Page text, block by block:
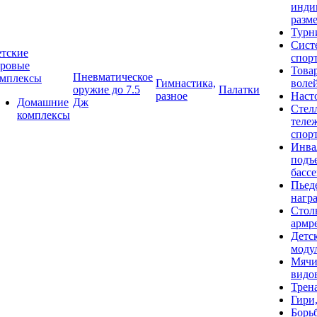
Домашние
комплексы
Пневматическое
оружие до 7.5
Дж
Гимнастика,
разное
Палатки